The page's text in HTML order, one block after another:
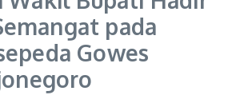
pada
Gowes